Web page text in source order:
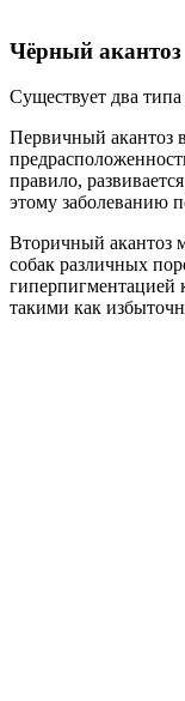
Чёрный акантоз
Существует два
Первичный акантоз
правило,
этому заболеванию
Вторичный акантоз
собак различных
гиперпигментацией
такими как